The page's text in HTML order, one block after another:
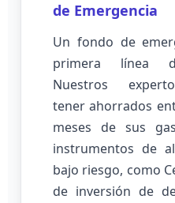
de Emergencia
Un fondo de
primera línea
Nuestros
tener ahorrados
meses de sus
instrumentos de
bajo riesgo, como
de inversión de